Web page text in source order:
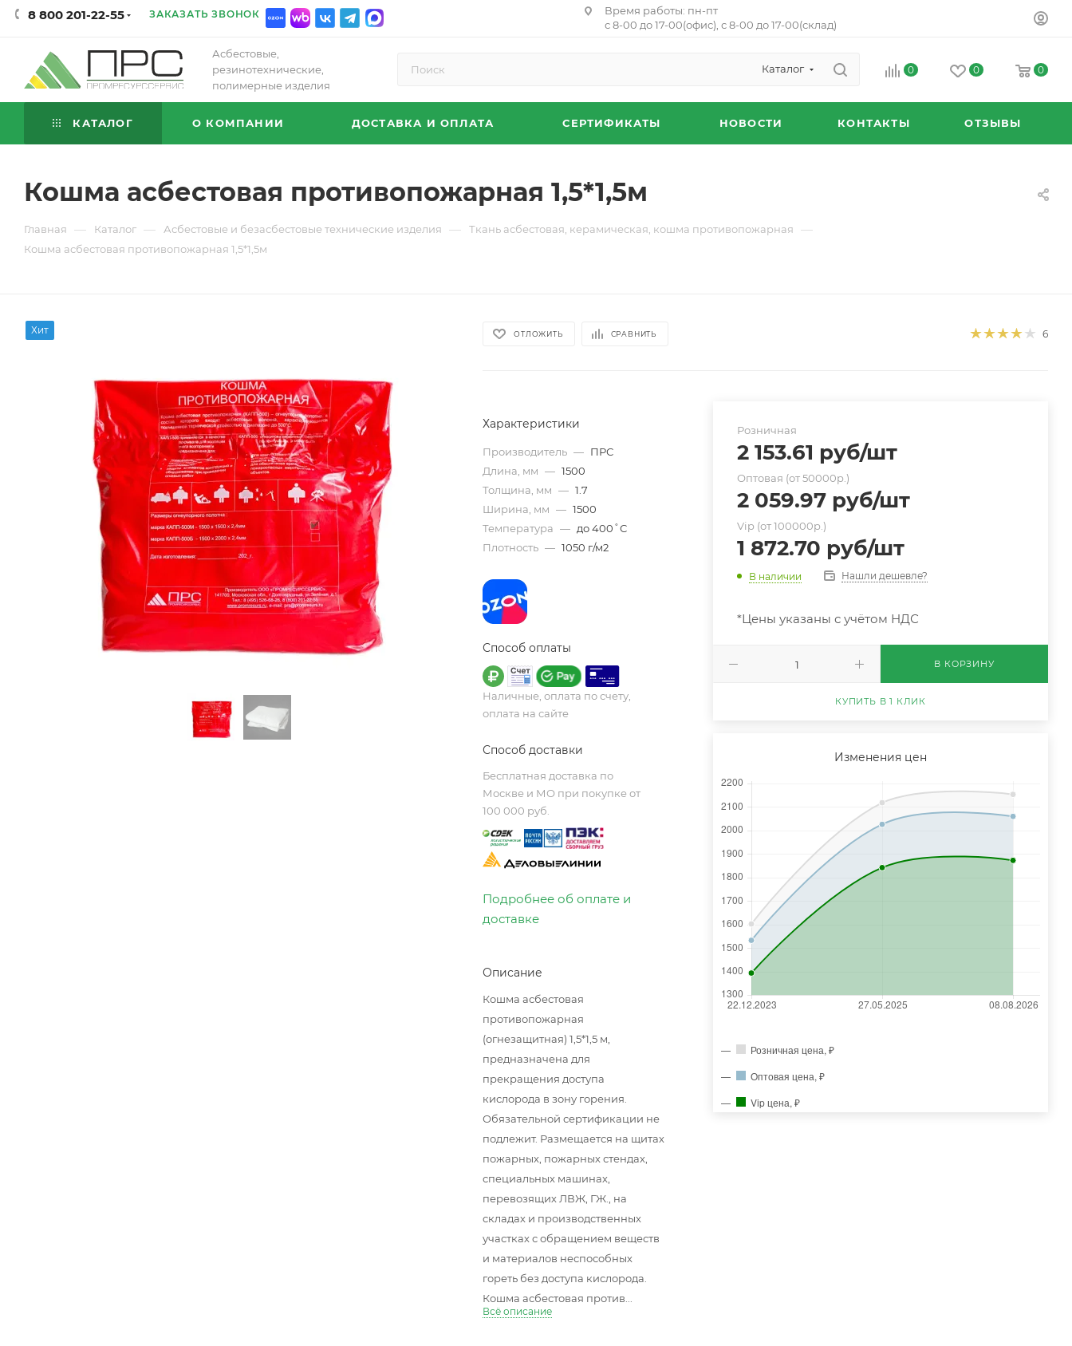
8 800 201-22-55 ЗАКАЗАТЬ ЗВОНОК
Время работы: пн-пт
с 8-00 до 17-00(офис), с 8-00 до 17-00(склад)
Асбестовые,
резинотехнические,
полимерные изделия
Каталог 0 0 0
КАТАЛОГ О КОМПАНИИ ДОСТАВКА И ОПЛАТА СЕРТИФИКАТЫ НОВОСТИ КОНТАКТЫ ОТЗЫВЫ
Кошма асбестовая противопожарная 1,5*1,5м
Главная — Каталог — Асбестовые и безасбестовые технические изделия — Ткань асбестовая, керамическая, кошма противопожарная —
Кошма асбестовая противопожарная 1,5*1,5м
Хит ОТЛОЖИТЬ СРАВНИТЬ 6
Характеристики
Производитель — ПРС
Длина, мм — 1500
Толщина, мм — 1.7
Ширина, мм — 1500
Температура — до 400˚С
Плотность — 1050 г/м2
Способ оплаты
Наличные, оплата по счету,
оплата на сайте
Способ доставки
Бесплатная доставка по
Москве и МО при покупке от
100 000 руб.
Подробнее об оплате и
доставке
Описание
Кошма асбестовая
противопожарная
(огнезащитная) 1,5*1,5 м,
предназначена для
прекращения доступа
кислорода в зону горения.
Обязательной сертификации не
подлежит. Размещается на щитах
пожарных, пожарных стендах,
специальных машинах,
перевозящих ЛВЖ, ГЖ., на
складах и производственных
участках с обращением веществ
и материалов неспособных
гореть без доступа кислорода.
Кошма асбестовая против...
Всё описание
Розничная
2 153.61 руб/шт
Оптовая (от 50000р.)
2 059.97 руб/шт
Vip (от 100000р.)
1 872.70 руб/шт
В наличии Нашли дешевле?
*Цены указаны с учётом НДС
В КОРЗИНУ
КУПИТЬ В 1 КЛИК
Изменения цен
Розничная цена, ₽
Оптовая цена, ₽
Vip цена, ₽